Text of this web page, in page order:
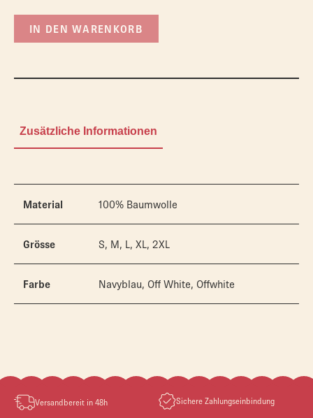
IN DEN WARENKORB
Zusätzliche Informationen
Material 100% Baumwolle
Grösse S, M, L, XL, 2XL
Farbe Navyblau, Off White, Offwhite
Versandbereit in 48h Sichere Zahlungseinbindung